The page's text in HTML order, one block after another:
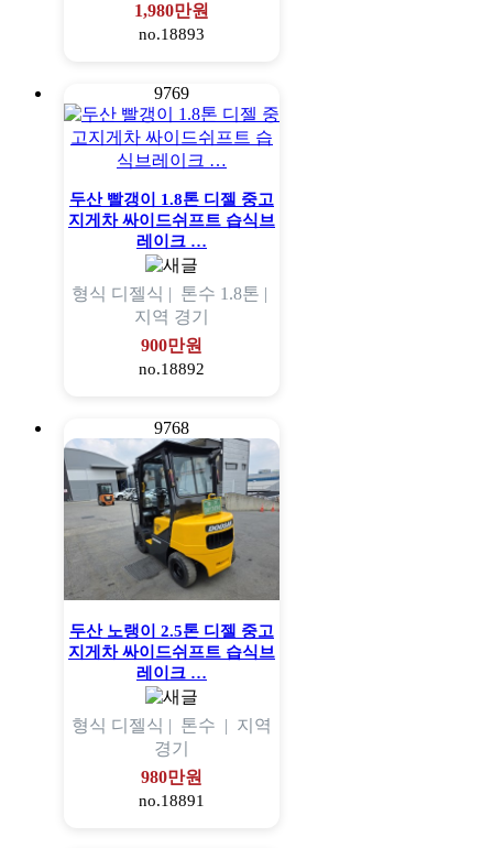
1,980만원
no.18893
9769
두산 빨갱이 1.8톤 디젤 중고
지게차 싸이드쉬프트 습식브
레이크 …
형식 디젤식 | 톤수 1.8톤 |
지역 경기
900만원
no.18892
9768
두산 노랭이 2.5톤 디젤 중고
지게차 싸이드쉬프트 습식브
레이크 …
형식 디젤식 | 톤수 | 지역
경기
980만원
no.18891